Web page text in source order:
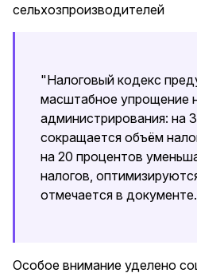
сельхозпроизводителей
"Налоговый кодекс
масштабное упрощение
администрирования: на
сокращается объём
на 20 процентов
налогов,
отмечается в документе.
Особое внимание уделено